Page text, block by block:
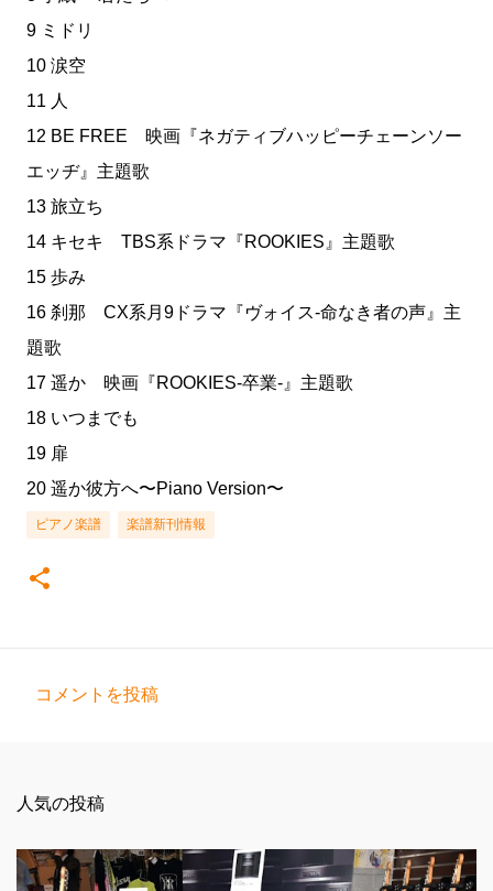
9 ミドリ
10 涙空
11 人
12 BE FREE 映画『ネガティブハッピーチェーンソー
エッヂ』主題歌
13 旅立ち
14 キセキ TBS系ドラマ『ROOKIES』主題歌
15 歩み
16 刹那 CX系月9ドラマ『ヴォイス-命なき者の声』主
題歌
17 遥か 映画『ROOKIES-卒業-』主題歌
18 いつまでも
19 扉
20 遥か彼方へ〜Piano Version〜
ピアノ楽譜 楽譜新刊情報
ト
コメントを投稿
人気の投稿